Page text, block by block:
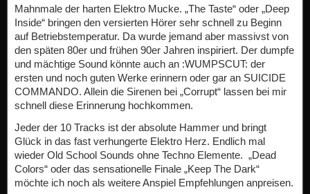
Mahnmale der harten Elektro Mucke. „The Taste“ oder „Deep
Inside“ bringen den versierten Hörer sehr schnell zu Beginn
auf Betriebstemperatur. Da wurde jemand aber massivst von
den späten 80er und frühen 90er Jahren inspiriert. Der dumpfe
und mächtige Sound könnte auch an :WUMPSCUT: der
ersten und noch guten Werke erinnern oder gar an SUICIDE
COMMANDO. Allein die Sirenen bei „Corrupt“ lassen bei mir
schnell diese Erinnerung hochkommen.
Jeder der 10 Tracks ist der absolute Hammer und bringt
Glück in das fast verhungerte Elektro Herz. Endlich mal
wieder Old School Sounds ohne Techno Elemente. „Dead
Colors“ oder das sensationelle Finale „Keep The Dark“
möchte ich noch als weitere Anspiel Empfehlungen anpreisen.